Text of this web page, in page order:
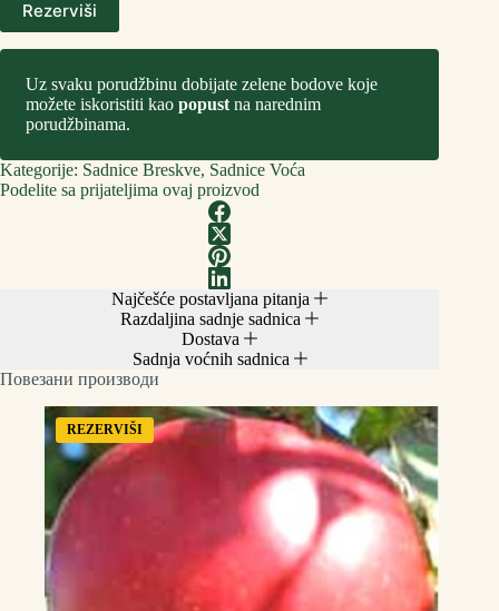
Kolins
количина
Rezerviši
Uz svaku porudžbinu dobijate zelene bodove koje
možete iskoristiti kao popust na narednim
porudžbinama.
Kategorije: Sadnice Breskve, Sadnice Voća
Podelite sa prijateljima ovaj proizvod
Najčešće postavljana pitanja
Razdaljina sadnje sadnica
Dostava
Sadnja voćnih sadnica
Повезани производи
REZERVIŠI